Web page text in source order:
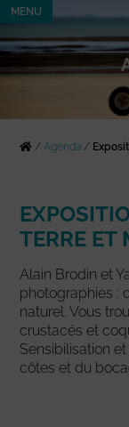
MENU
/Agenda /
TERRE ET
Alain Brodin et
photographies :
naturel. Vous
crustacés et
Sensibilisation
côtes et du